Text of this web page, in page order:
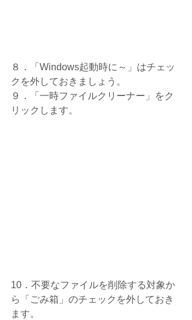
８．「Windows起動時に～」はチェッ
クを外しておきましょう。
９．「一時ファイルクリーナー」をク
リックします。
10．不要なファイルを削除する対象か
ら「ごみ箱」のチェックを外しておき
ます。